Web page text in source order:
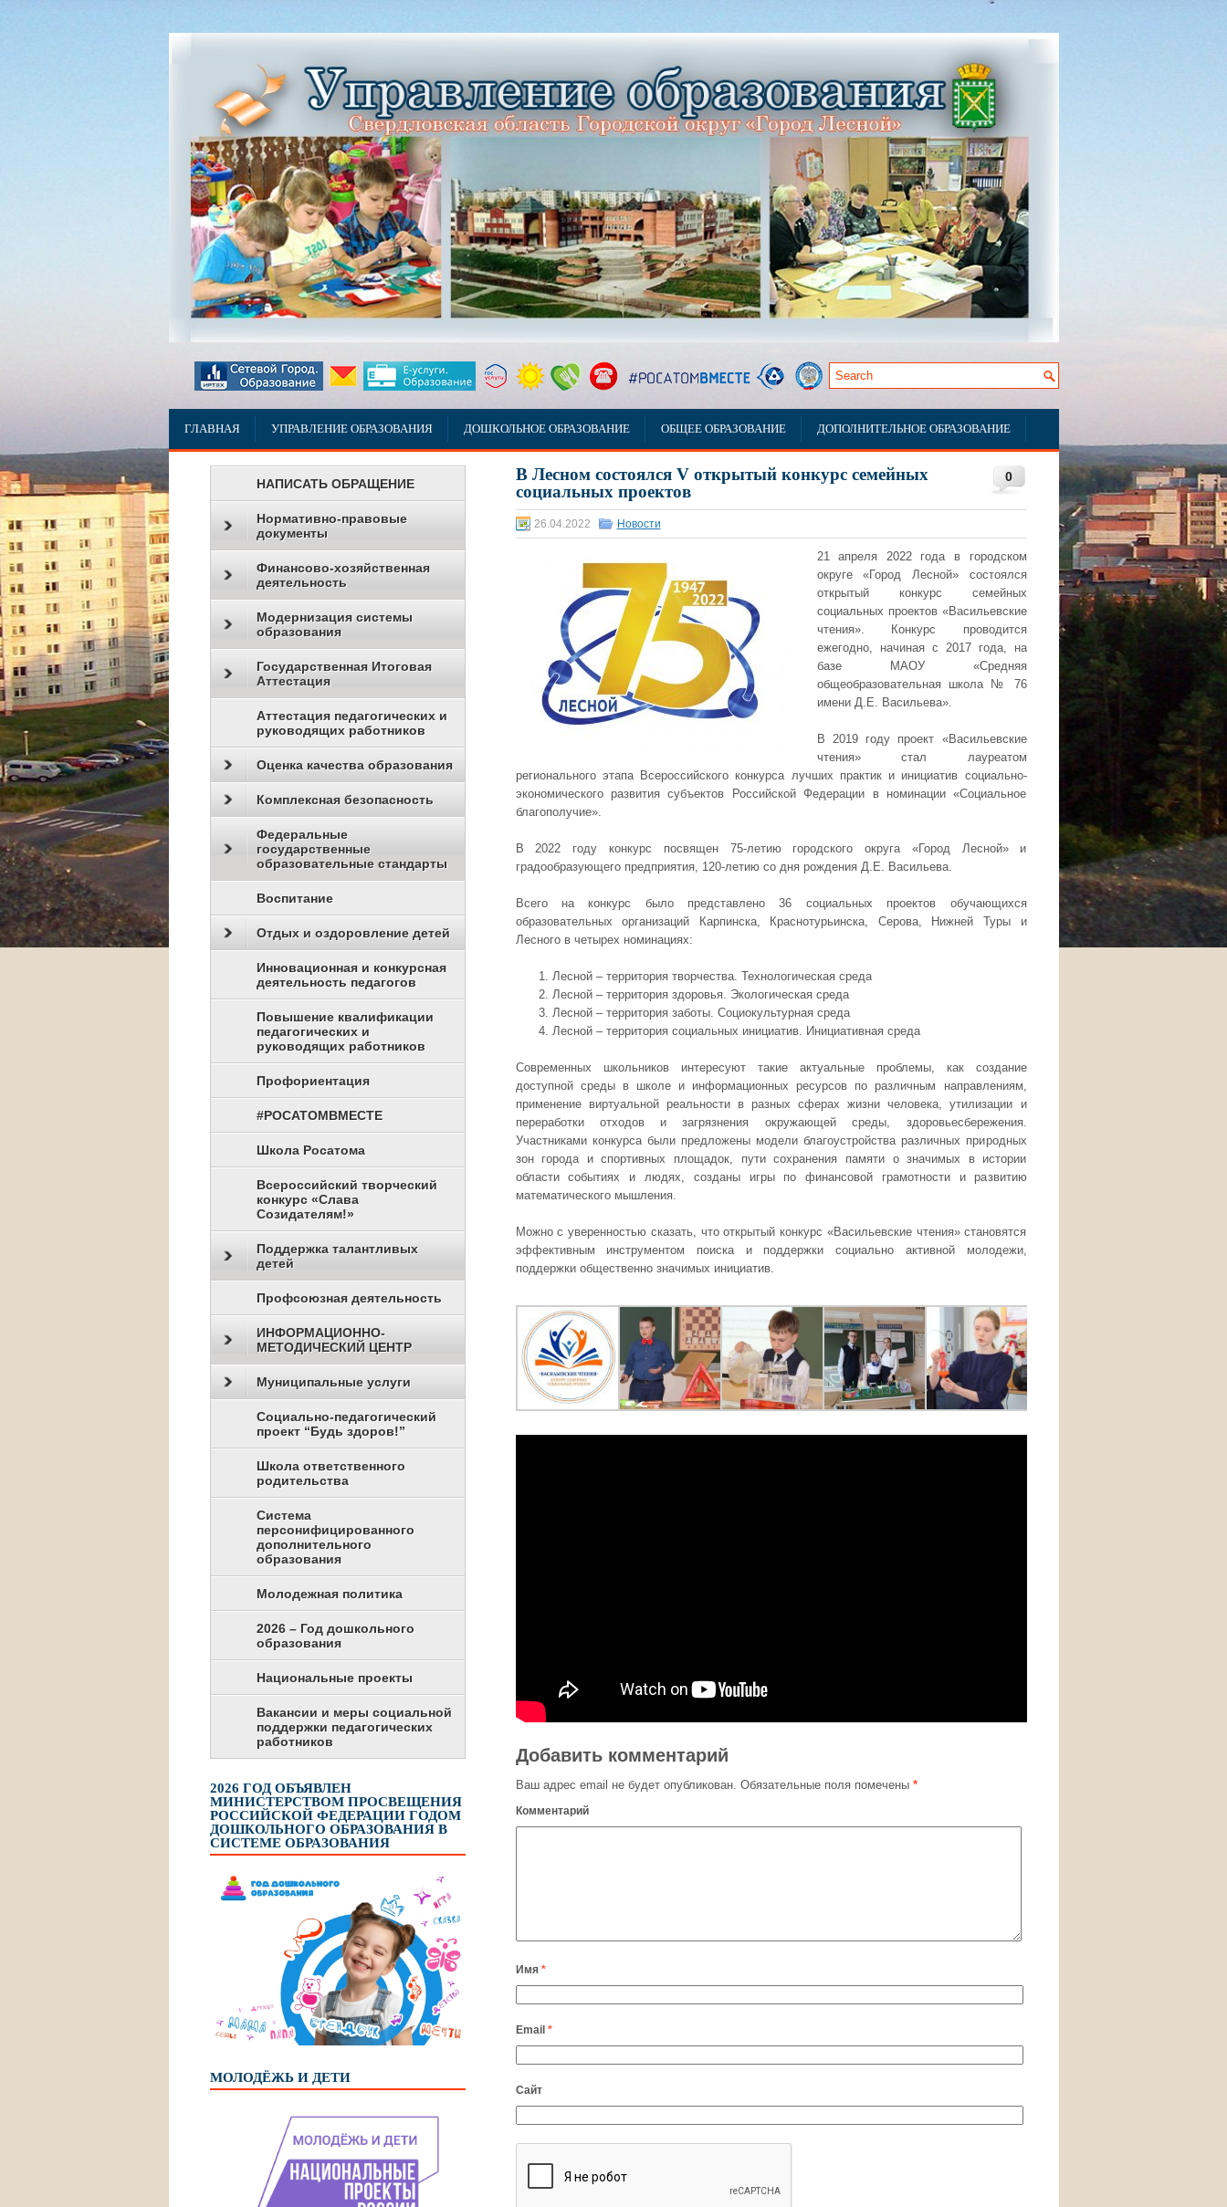
ГЛАВНАЯ УПРАВЛЕНИЕ ОБРАЗОВАНИЯ ДОШКОЛЬНОЕ ОБРАЗОВАНИЕ ОБЩЕЕ ОБРАЗОВАНИЕ ДОПОЛНИТЕЛЬНОЕ ОБРАЗОВАНИЕ
0
В Лесном состоялся V открытый конкурс семейных
социальных проектов
26.04.2022 Новости
21 апреля 2022 года в городском
округе «Город Лесной» состоялся
открытый конкурс семейных
социальных проектов «Васильевские
чтения». Конкурс проводится
ежегодно, начиная с 2017 года, на
базе МАОУ «Средняя
общеобразовательная школа № 76
имени Д.Е. Васильева».
В 2019 году проект «Васильевские
чтения» стал лауреатом
регионального этапа Всероссийского конкурса лучших практик и инициатив социально-
экономического развития субъектов Российской Федерации в номинации «Социальное
благополучие».
В 2022 году конкурс посвящен 75-летию городского округа «Город Лесной» и
градообразующего предприятия, 120-летию со дня рождения Д.Е. Васильева.
Всего на конкурс было представлено 36 социальных проектов обучающихся
образовательных организаций Карпинска, Краснотурьинска, Серова, Нижней Туры и
Лесного в четырех номинациях:
Лесной – территория творчества. Технологическая среда
Лесной – территория здоровья. Экологическая среда
Лесной – территория заботы. Социокультурная среда
Лесной – территория социальных инициатив. Инициативная среда
Современных школьников интересуют такие актуальные проблемы, как создание
доступной среды в школе и информационных ресурсов по различным направлениям,
применение виртуальной реальности в разных сферах жизни человека, утилизации и
переработки отходов и загрязнения окружающей среды, здоровьесбережения.
Участниками конкурса были предложены модели благоустройства различных природных
зон города и спортивных площадок, пути сохранения памяти о значимых в истории
области событиях и людях, созданы игры по финансовой грамотности и развитию
математического мышления.
Можно с уверенностью сказать, что открытый конкурс «Васильевские чтения» становятся
эффективным инструментом поиска и поддержки социально активной молодежи,
поддержки общественно значимых инициатив.
Добавить комментарий
Ваш адрес email не будет опубликован. Обязательные поля помечены *
Комментарий
Имя *
Email *
Сайт
НАПИСАТЬ ОБРАЩЕНИЕ
Нормативно-правовые
документы
Финансово-хозяйственная
деятельность
Модернизация системы
образования
Государственная Итоговая
Аттестация
Аттестация педагогических и
руководящих работников
Оценка качества образования
Комплексная безопасность
Федеральные
государственные
образовательные стандарты
Воспитание
Отдых и оздоровление детей
Инновационная и конкурсная
деятельность педагогов
Повышение квалификации
педагогических и
руководящих работников
Профориентация
#РОСАТОМВМЕСТЕ
Школа Росатома
Всероссийский творческий
конкурс «Слава
Созидателям!»
Поддержка талантливых
детей
Профсоюзная деятельность
ИНФОРМАЦИОННО-
МЕТОДИЧЕСКИЙ ЦЕНТР
Муниципальные услуги
Социально-педагогический
проект “Будь здоров!”
Школа ответственного
родительства
Система
персонифицированного
дополнительного
образования
Молодежная политика
2026 – Год дошкольного
образования
Национальные проекты
Вакансии и меры социальной
поддержки педагогических
работников
2026 ГОД ОБЪЯВЛЕН
МИНИСТЕРСТВОМ ПРОСВЕЩЕНИЯ
РОССИЙСКОЙ ФЕДЕРАЦИИ ГОДОМ
ДОШКОЛЬНОГО ОБРАЗОВАНИЯ В
СИСТЕМЕ ОБРАЗОВАНИЯ
МОЛОДЁЖЬ И ДЕТИ